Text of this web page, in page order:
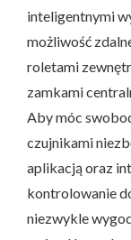
inteligentnymi
możliwość
roletami
zamkami
Aby móc
czujnikami
aplikacją oraz
kontrolowanie
niezwykle